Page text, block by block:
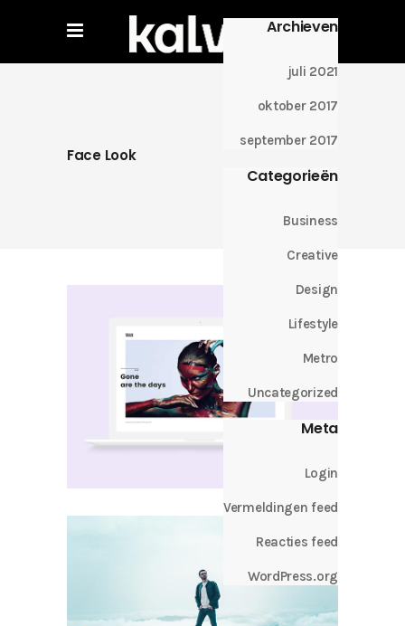
Archieven
juli 2021
oktober 2017
september 2017
Categorieën
Business
Creative
Design
Lifestyle
Metro
Uncategorized
Meta
Login
Vermeldingen feed
Reacties feed
WordPress.org
Face Look